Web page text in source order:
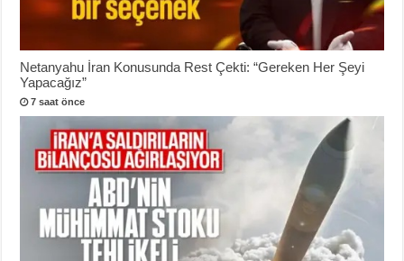
Netanyahu İran Konusunda Rest Çekti: “Gereken Her Şeyi
Yapacağız”
7 saat önce